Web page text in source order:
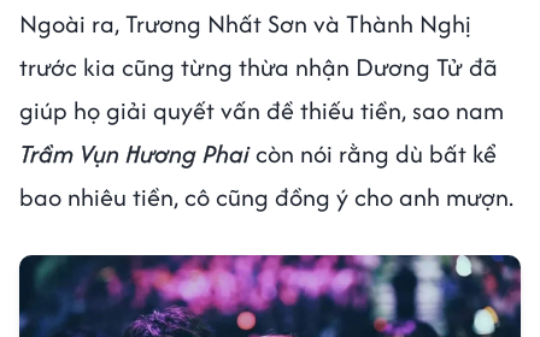
Ngoài ra, Trương Nhất Sơn và Thành Nghị
trước kia cũng từng thừa nhận Dương Tử đã
giúp họ giải quyết vấn đề thiếu tiền, sao nam
Trầm Vụn Hương Phaicòn nói rằng dù bất kể
bao nhiêu tiền, cô cũng đồng ý cho anh mượn.